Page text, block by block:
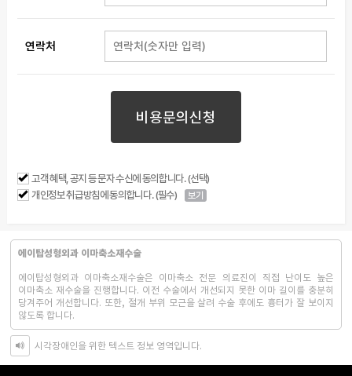
연락처
비용문의신청
고객 혜택, 공지 등 문자 수신에 동의합니다. (선택)
개인정보 취급방침에 동의합니다. (필수)
보기
에이탑성형외과 이마축소재수술
에이탑성형외과 이마축소재수술은 이마축소 전문 의료진이 직접 난이도 높은
이마축소 재수술을 진행합니다. 이전 수술에서 개선되지 못한 이마 길이를 충분히
당겨주어 개선합니다. 또한, 절개 부위 모근을 살려 수술 후에도 흉터가 잘 보이지
않도록 합니다.
시각장애인을 위한 텍스트 정보 영역입니다.